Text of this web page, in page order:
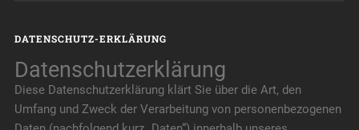
DATENSCHUTZ-ERKLÄRUNG
Datenschutzerklärung
Diese Datenschutzerklärung klärt Sie über die Art, den
Umfang und Zweck der Verarbeitung von personenbezogenen